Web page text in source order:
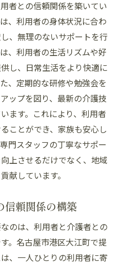
者との信頼関係を築いてい
、利用者の身体状況に合わ
、無理のないサポートを行
、利用者の生活リズムや好
し、日常生活をより快適に
、定期的な研修や勉強会を
ップを図り、最新の介護技
ます。これにより、利用者
ことができ、家族も安心し
門スタッフの丁寧なサポー
上させるだけでなく、地域
献しています。
信頼関係の構築
のは、利用者と介護者との
。名古屋市港区大江町で提
、一人ひとりの利用者に寄